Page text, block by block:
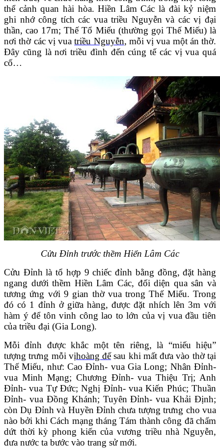
thể cảnh quan hài hòa. Hiền Lâm Các là đài kỷ niệm
ghi nhớ công tích các vua triều Nguyễn và các vị đại
thần, cao 17m; Thế Tổ Miếu (thường gọi Thế Miếu) là
nơi thờ các vị vuatriều Nguyễn, mỗi vị vua một án thờ.
Đây cũng là nơi triều đình đến cúng tế các vị vua quá
cố…
Cửu Đỉnh trước thềm Hiển Lâm Các
Cửu Đỉnh là tổ hợp 9 chiếc đỉnh bằng đồng, đặt hàng
ngang dưới thềm Hiền Lâm Các, đối diện qua sân và
tương ứng với 9 gian thờ vua trong Thế Miếu. Trong
đó có 1 đỉnh ở giữa hàng, được đặt nhích lên 3m với
hàm ý để tôn vinh công lao to lớn của vị vua đầu tiên
của triều đại (Gia Long).
Mỗi đỉnh được khắc một tên riêng, là “miếu hiệu”
tượng trưng mỗi vịhoàng đếsau khi mất đưa vào thờ tại
Thế Miếu, như: Cao Đỉnh- vua Gia Long; Nhân Đỉnh-
vua Minh Mạng; Chương Đỉnh- vua Thiệu Trị; Anh
Đỉnh- vua Tự Đức; Nghị Đỉnh- vua Kiến Phúc; Thuần
Đỉnh- vua Đồng Khánh; Tuyên Đỉnh- vua Khải Định;
còn Dụ Đỉnh và Huyền Đỉnh chưa tượng trưng cho vua
nào bởi khi Cách mạng tháng Tám thành công đã chấm
dứt thời kỳ phong kiến của vương triều nhà Nguyễn,
đưa nước ta bước vào trang sử mới.